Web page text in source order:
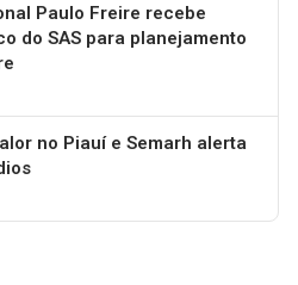
Paulo Freire recebe
do SAS para planejamento
no Piauí e Semarh alerta